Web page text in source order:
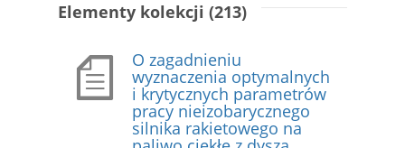
Elementy kolekcji (213)
O zagadnieniu
wyznaczenia optymalnych
i krytycznych parametrów
pracy nieizobarycznego
silnika rakietowego na